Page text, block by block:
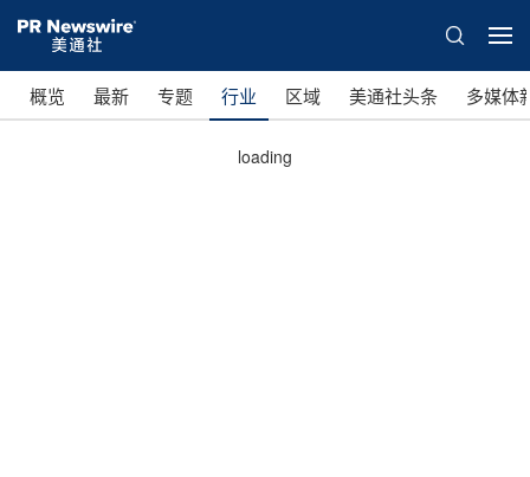
概览 最新 专题 行业 区域 美通社头条 多媒体
loading